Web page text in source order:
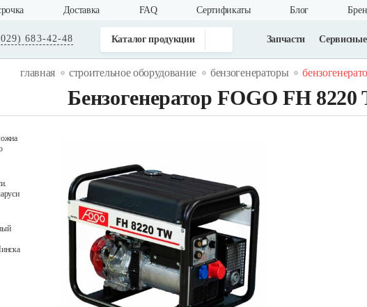
Доставка FAQ Cертификаты Блог
683-42-48 Каталог продукции Запчасти
главная строительное оборудование бензогенераторы
Бензогенератор FOGO FH 8220